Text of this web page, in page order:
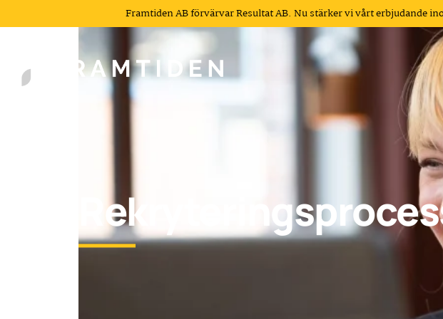
Framtiden AB förvärvar Resultat AB. Nu stärker vi vårt erbjudande